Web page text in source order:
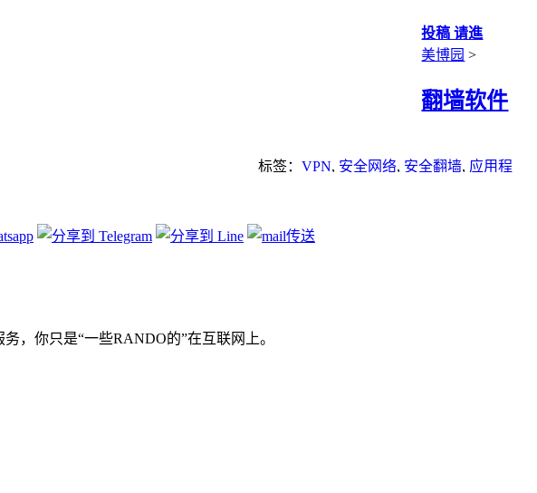
投稿 请進
美博园 >
翻墙软件
标签： VPN, 安全网络, 安全翻墙, 应用程
，你只是“一些RANDO的”在互联网上。